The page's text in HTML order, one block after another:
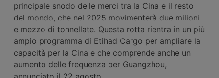
principale snodo delle merci tra la Cina e il resto
del mondo, che nel 2025 movimenterà due milioni
e mezzo di tonnellate. Questa rotta rientra in un più
ampio programma di Etihad Cargo per ampliare la
capacità per la Cina e che comprende anche un
aumento delle frequenza per Guangzhou,
annunciato il 22 agosto.